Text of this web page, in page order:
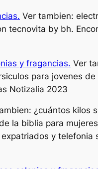
Ver tambien:
tecnovita by bh.
y fragancias. Ver
para jovenes de
Notizalia 2023
¿cuántos kilos
la biblia para
y telefonia